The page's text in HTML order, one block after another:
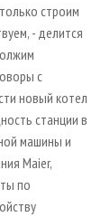
строим
- делится
с
новый котел
станции в
машины и
Maier,
по